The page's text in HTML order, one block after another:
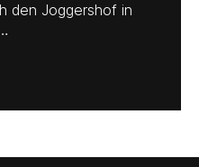
den Joggershof in